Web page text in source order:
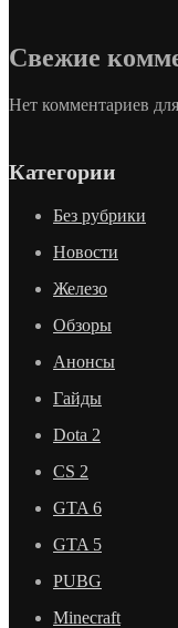
Свежие
Нет комментариев
Категории
Без рубрики
Новости
Железо
Обзоры
Анонсы
Гайды
Dota 2
CS 2
GTA 6
GTA 5
PUBG
Minecraft